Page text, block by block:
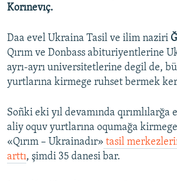
Korınevıç.
Daa evel Ukraina Tasil ve ilim naziri
Qırım ve Donbass abituriyentlerine
ayrı-ayrı universitetlerine degil de,
yurtlarına kirmege ruhset bermek
Soñki eki yıl devamında qırımlılarğa
aliy oquv yurtlarına oqumağa
«Qırım – Ukrainadır» tasil
arttı, şimdi 35 danesi bar.